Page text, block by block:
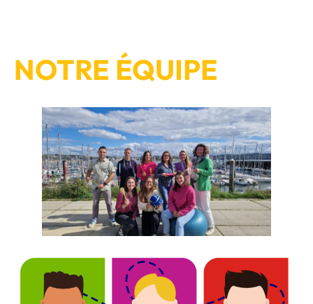
NOTRE ÉQUIPE